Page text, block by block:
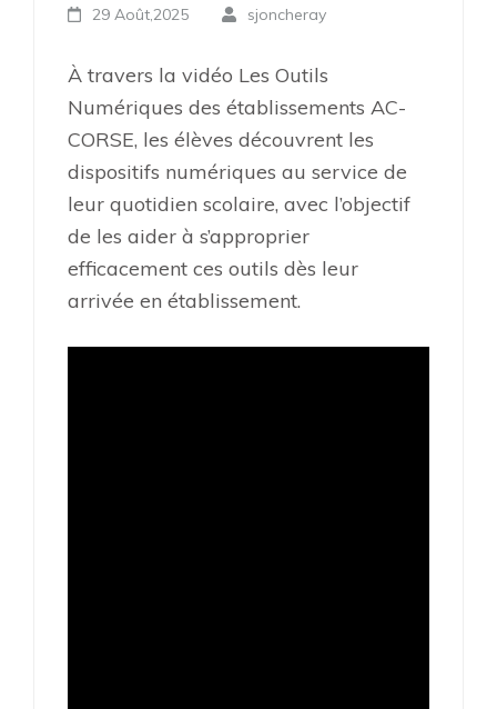
29 Août,2025 sjoncheray
À travers la vidéo Les Outils
Numériques des établissements AC-
CORSE, les élèves découvrent les
dispositifs numériques au service de
leur quotidien scolaire, avec l’objectif
de les aider à s’approprier
efficacement ces outils dès leur
arrivée en établissement.